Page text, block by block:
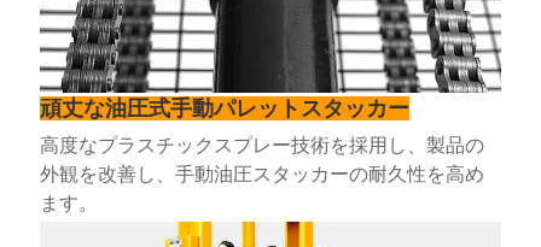
頑丈な油圧式手動パレットスタッカー
高度なプラスチックスプレー技術を採用し、製品の
外観を改善し、手動油圧スタッカーの耐久性を高め
ます。